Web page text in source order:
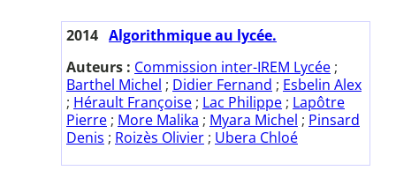
2014 Algorithmique au lycée.
Auteurs : Commission inter-IREM Lycée ;
Barthel Michel ; Didier Fernand ; Esbelin Alex
; Hérault Françoise ; Lac Philippe ; Lapôtre
Pierre ; More Malika ; Myara Michel ; Pinsard
Denis ; Roizès Olivier ; Ubera Chloé